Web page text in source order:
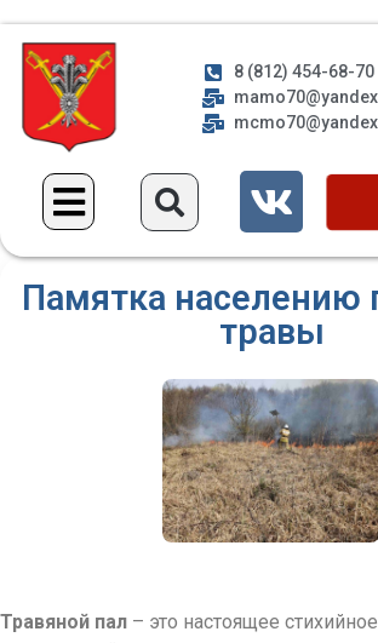
8 (812) 454-68-70
Памятка населению
травы
Травяной пал – это настоящее